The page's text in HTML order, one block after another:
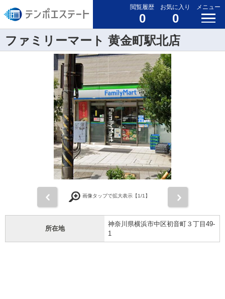
閲覧履歴
0
お気に入り
0
メニュー
ファミリーマート 黄金町駅北店
画像タップで拡大表示【1/1】
所在地
神奈川県横浜市中区初音町３丁目49-
1